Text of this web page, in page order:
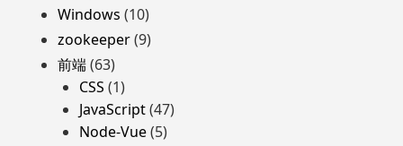
Windows (10)
zookeeper(9)
前端(63)
CSS (1)
JavaScript(47)
Node-Vue(5)